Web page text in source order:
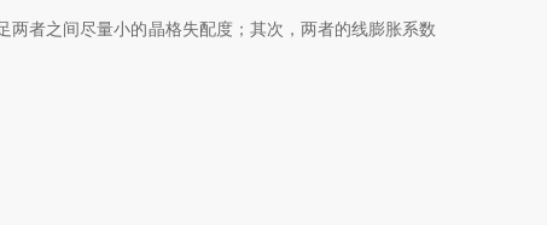
者之间尽量小的晶格失配度；其次，两者的线膨胀系数